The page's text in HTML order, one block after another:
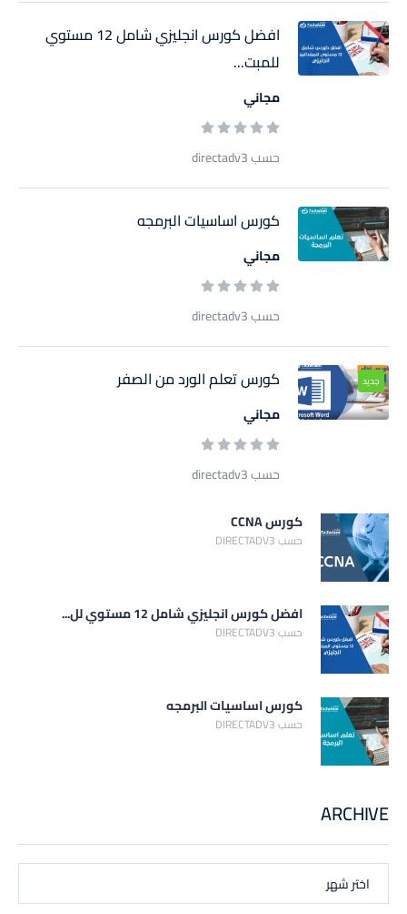
افضل كورس انجليزي شامل 12 مستوي
للمبت...
مجاني
حسب directadv3
كورس اساسيات البرمجه
مجاني
حسب directadv3
جديد كورس تعلم الورد من الصفر
مجاني
حسب directadv3
كورس CCNA
حسب DIRECTADV3
افضل كورس انجليزي شامل 12 مستوي لل...
حسب DIRECTADV3
كورس اساسيات البرمجه
حسب DIRECTADV3
ARCHIVE
اختر شهر